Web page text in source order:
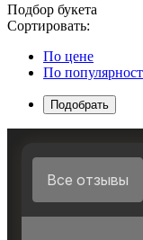
Подбор букета
Сортировать:
По цене
По
Подобрать